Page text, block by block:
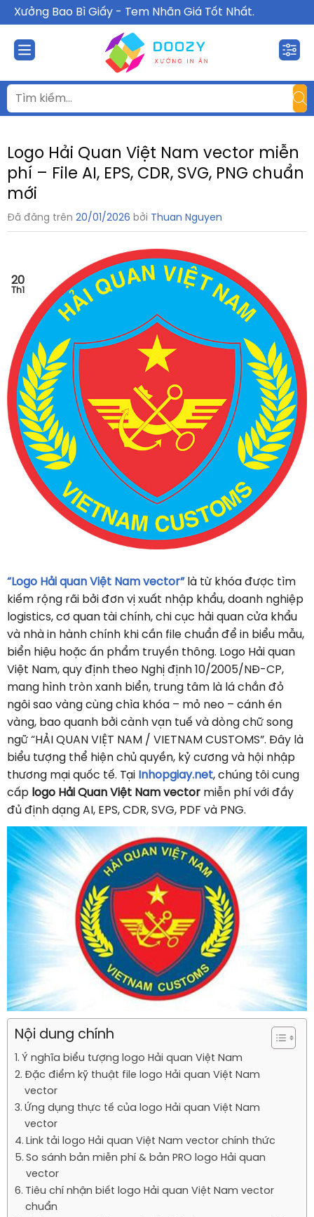
Chuyển
đến
nội
dung
Xưởng Bao Bì Giấy - Tem Nhãn Giá Tốt Nhất.
Logo Hải Quan Việt Nam vector miễn
phí – File AI, EPS, CDR, SVG, PNG chuẩn
mới
Đã đăng trên 20/01/2026 bởi Thuan Nguyen
20
Th1
“Logo Hải quan Việt Nam vector” là từ khóa được tìm
kiếm rộng rãi bởi đơn vị xuất nhập khẩu, doanh nghiệp
logistics, cơ quan tài chính, chi cục hải quan cửa khẩu
và nhà in hành chính khi cần file chuẩn để in biểu mẫu,
biển hiệu hoặc ấn phẩm truyền thông. Logo Hải quan
Việt Nam, quy định theo Nghị định 10/2005/NĐ-CP,
mang hình tròn xanh biển, trung tâm là lá chắn đỏ
ngôi sao vàng cùng chìa khóa – mỏ neo – cánh én
vàng, bao quanh bởi cành vạn tuế và dòng chữ song
ngữ “HẢI QUAN VIỆT NAM / VIETNAM CUSTOMS”. Đây là
biểu tượng thể hiện chủ quyền, kỷ cương và hội nhập
thương mại quốc tế. Tại Inhopgiay.net, chúng tôi cung
cấp logo Hải Quan Việt Nam vector miễn phí với đầy
đủ định dạng AI, EPS, CDR, SVG, PDF và PNG.
Nội dung chính
Ý nghĩa biểu tượng logo Hải quan Việt Nam
Đặc điểm kỹ thuật file logo Hải quan Việt Nam
vector
Ứng dụng thực tế của logo Hải quan Việt Nam
vector
Link tải logo Hải quan Việt Nam vector chính thức
So sánh bản miễn phí & bản PRO logo Hải quan
vector
Tiêu chí nhận biết logo Hải quan Việt Nam vector
chuẩn